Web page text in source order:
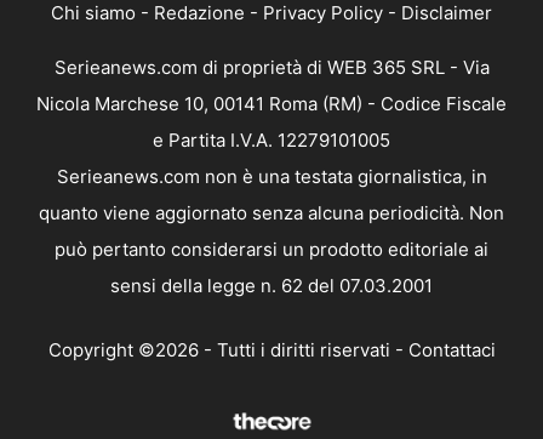
Chi siamo - Redazione - Privacy Policy - Disclaimer
Serieanews.com di proprietà di WEB 365 SRL - Via
Nicola Marchese 10, 00141 Roma (RM) - Codice Fiscale
e Partita I.V.A. 12279101005
Serieanews.com non è una testata giornalistica, in
quanto viene aggiornato senza alcuna periodicità. Non
può pertanto considerarsi un prodotto editoriale ai
sensi della legge n. 62 del 07.03.2001
Copyright ©2026 - Tutti i diritti riservati - Contattaci